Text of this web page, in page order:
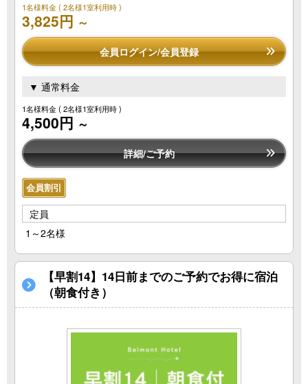
1名様料金( 2名様1室利用時 )
3,825円 ～
会員ログイン/会員登録
▼ 通常料金
1名様料金( 2名様1室利用時 )
4,500円 ～
詳細/ご予約
会員割引
定員
1～2名様
【早割14】14日前までのご予約でお得に宿泊
（朝食付き）